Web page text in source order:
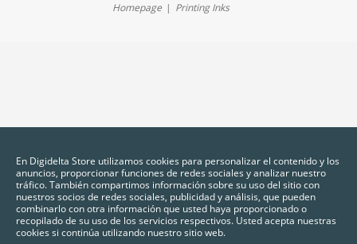
Homepage Printing Inks
En Digidelta Store utilizamos cookies para personalizar el contenido y los
anuncios, proporcionar funciones de redes sociales y analizar nuestro
tráfico. También compartimos información sobre su uso del sitio con
nuestros socios de redes sociales, publicidad y análisis, que pueden
combinarlo con otra información que usted haya proporcionado o
recopilado de su uso de los servicios respectivos. Usted acepta nuestras
cookies si continúa utilizando nuestro sitio web.